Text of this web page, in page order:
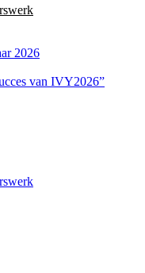
2026
van IVY2026”